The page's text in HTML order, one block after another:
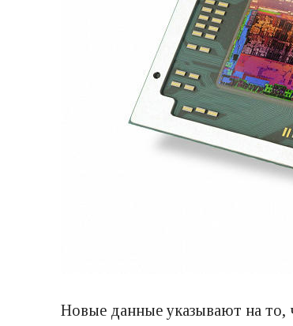
Новые данные указывают на то,